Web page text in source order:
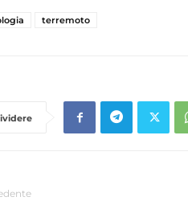
terremoto